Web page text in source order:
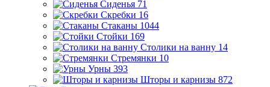
Сиденья 71
Скребки 16
Стаканы 1044
Стойки 169
Столики на ванну 14
Стремянки 10
Урны 393
Шторы и карнизы 872